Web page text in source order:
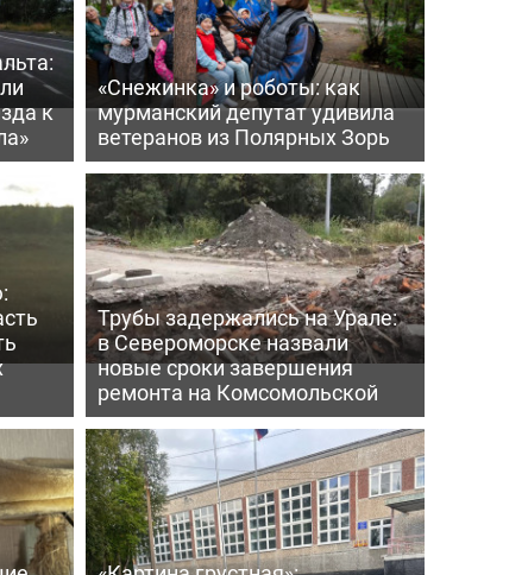
к
«Снежинка» и роботы: как
мурманский депутат удивила
ветеранов из Полярных Зорь
Трубы задержались на Урале:
в Североморске назвали
новые сроки завершения
ремонта на Комсомольской